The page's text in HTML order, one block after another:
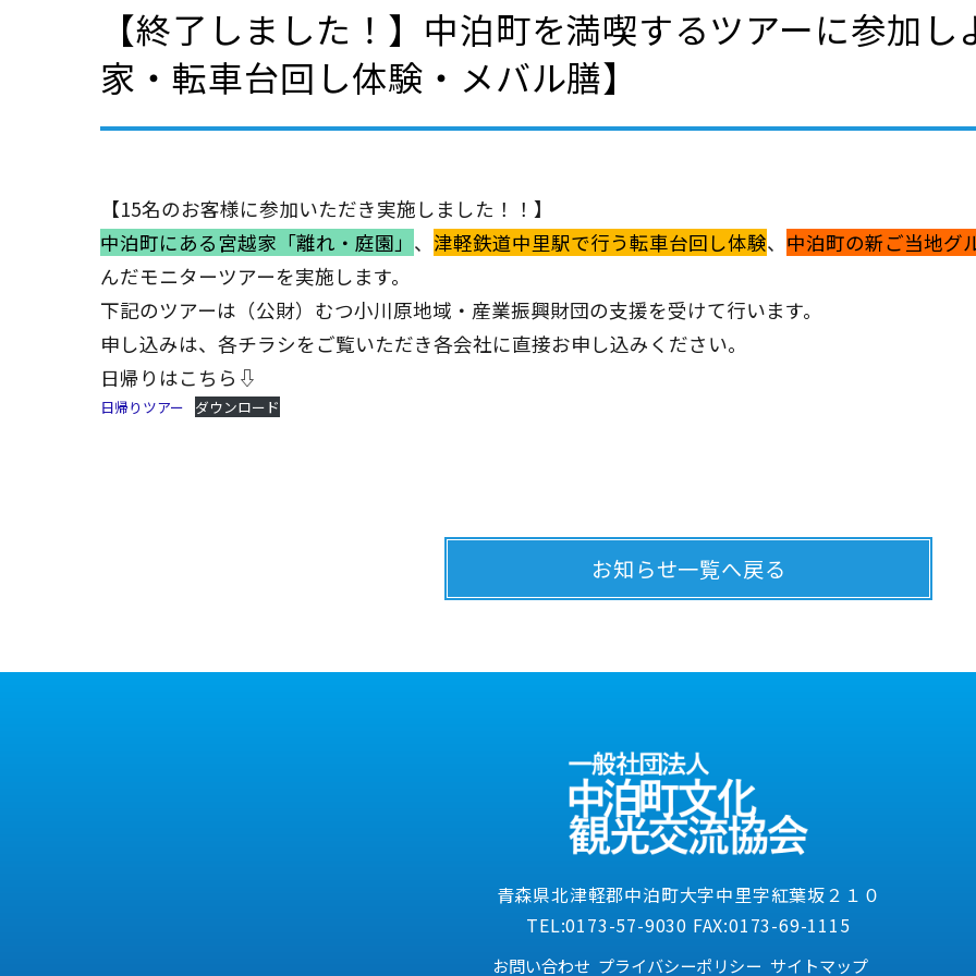
【終了しました！】中泊町を満喫するツアーに参加
家・転車台回し体験・メバル膳】
【15名のお客様に参加いただき実施しました！！】
中泊町にある宮越家「離れ ・庭園」 、 津軽鉄道中里駅で行う転車台回し体験、 中泊町の新ご当地グ
んだモニターツアーを実施します。
下記のツアーは（公財）むつ小川原地域・産業振興財団の支援を受けて行います。
申し込みは、各チラシをご覧いただき各会社に直接お申し込みください。
日帰りはこちら⇩
日帰りツアー ダウンロード
お知らせ一覧へ戻る
青森県北津軽郡中泊町大字中里字紅葉坂２１０
TEL:0173-57-9030 FAX:0173-69-1115
お問い合わせ プライバシーポリシー サイトマップ